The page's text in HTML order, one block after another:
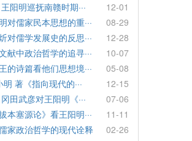
阳明巡抚南赣时期···
12-01
对儒家民本思想的重···
08-29
对儒学发展史的反思···
12-28
献中政治哲学的追寻···
10-07
的诗篇看他们思想境···
05-08
著《指向现代的···
12-15
田武彦对王阳明《···
07-06
本塞源论》看王阳明···
11-11
家政治哲学的现代诠释
02-26